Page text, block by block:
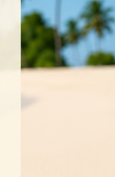
di tungsteno e cromo
responsabili.